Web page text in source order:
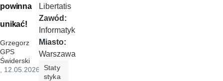
powinna
unikać!
Grzegorz
GPS
Świderski
, 12.05.2026
Libertatis
Zawód:
Informatyk
Miasto:
Warszawa
Staty
styka